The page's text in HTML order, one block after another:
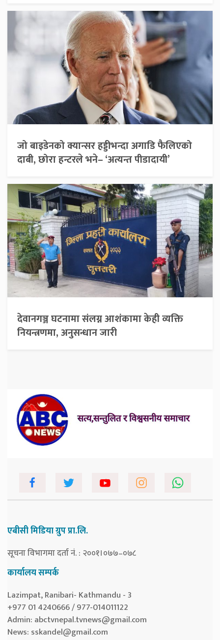
जो बाइडेनको क्यान्सर हड्डीभन्दा अगाडि फैलिएको
दाबी, छोरा हन्टरले भने– ‘अत्यन्त पीडादायी’
देवानगञ्ज घटनामा संलग्न आशंकामा केही व्यक्ति
नियन्त्रणमा, अनुसन्धान जारी
एबीसी मिडिया ग्रुप प्रा.लि.
सूचना विभागमा दर्ता नं. : २००१।०७७–०७८
कार्यालय सम्पर्क
Lazimpat, Ranibari- Kathmandu - 3
+977 01 4240666 / 977-014011122
Admin: abctvnepal.tvnews@gmail.com
News: sskandel@gmail.com